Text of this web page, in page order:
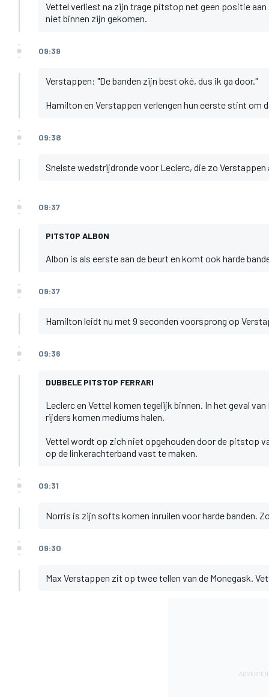
Vettel verliest na zijn trage pitstop net geen positie
niet binnen zijn gekomen.
09:39
Verstappen: "De banden zijn best oké, dus ik ga door."
Hamilton en Verstappen verlengen hun eerste stint om
09:38
Snelste wedstrijdronde voor Leclerc, die zo
09:37
PITSTOP ALBON
Albon is als eerste aan de beurt en komt ook harde
09:37
Hamilton leidt nu met 9 seconden voorsprong op
09:36
DUBBELE PITSTOP FERRARI
Leclerc en Vettel komen tegelijk binnen. In het geval
rijders komen mediums halen.
Vettel wordt op zich niet opgehouden door de pitstop
op de linkerachterband vast te maken.
09:31
Norris is zijn softs komen inruilen voor harde banden.
09:30
Max Verstappen zit op twee tellen van de Monegask.